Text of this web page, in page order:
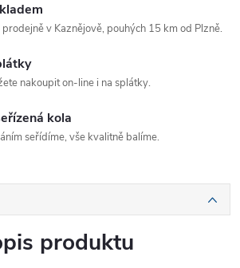
v Kaznějově, pouhých 15 km od Plzně.
nakoupit on-line i na splátky.
kola
seřídíme, vše kvalitně balíme.
produktu